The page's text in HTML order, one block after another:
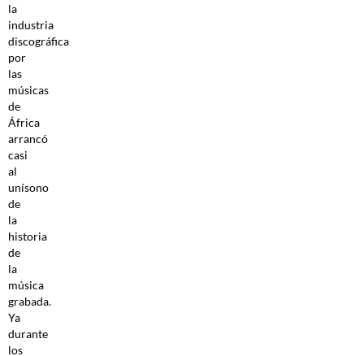
la
industria
discográfica
por
las
músicas
de
África
arrancó
casi
al
unísono
de
la
historia
de
la
música
grabada.
Ya
durante
los